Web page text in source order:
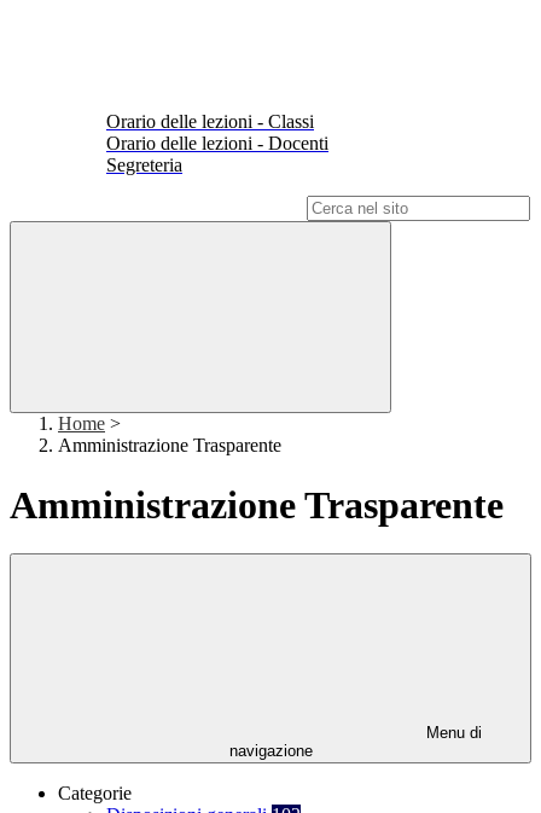
Orario delle lezioni - Classi
Orario delle lezioni - Docenti
Segreteria
Home >
Amministrazione Trasparente
Amministrazione Trasparente
Menu di
navigazione
Categorie